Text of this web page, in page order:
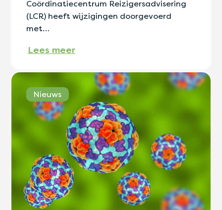
Coördinatiecentrum Reizigersadvisering
(LCR) heeft wijzigingen doorgevoerd
met…
Lees meer
Nieuws